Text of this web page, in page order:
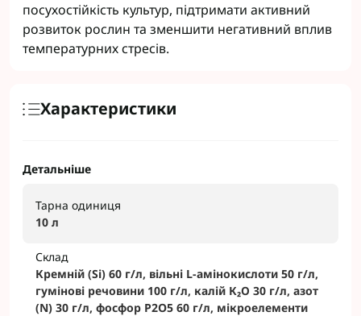
посухостійкість культур, підтримати активний
розвиток рослин та зменшити негативний вплив
температурних стресів.
Характеристики
Детальніше
Тарна одиниця
10 л
Склад
Кремній (Si) 60 г/л, вільні L-амінокислоти 50 г/л,
гумінові речовини 100 г/л, калій К₂О 30 г/л, азот
(N) 30 г/л, фосфор P2O5 60 г/л, мікроелементи